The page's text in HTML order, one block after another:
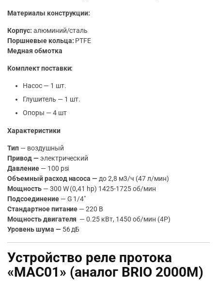
Материалы конструкции:
Корпус: алюминий/сталь
Поршневые кольца: PTFE
Медная обмотка
Комплект поставки:
Насос — 1 шт.
Глушитель — 1 шт.
Опоры — 4 шт
Характеристики
Тип— воздушный
Привод —электрический
Давление— 100 psi
Объемный расход насоса —до 2,8 м3/ч (47 л/мин)
Мощность— 300 W (0,41 hp) 1425-1725 об/мин
Подсоединение— G 1/4″
Стандартное питание — 220 В
Мощность двигателя — 0.25 кВт, 1450 об/мин (4Р)
Уровень шума — 56 дБ
Устройство реле протока
«MAC01» (аналог BRIO 2000M)